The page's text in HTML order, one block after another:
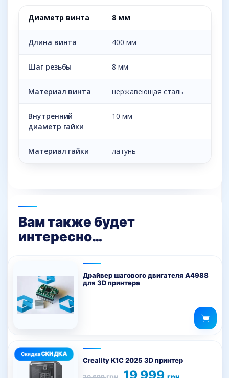
Диаметр винта 8 мм
Длина винта 400 мм
Шаг резьбы 8 мм
Материал винта нержавеющая сталь
Внутренний
диаметр гайки
10 мм
Материал гайки латунь
Вам также будет
интересно…
Драйвер шагового двигателя А4988
для 3D принтера
Creality K1C 2025 3D принтер
Первоначальная
Текущая